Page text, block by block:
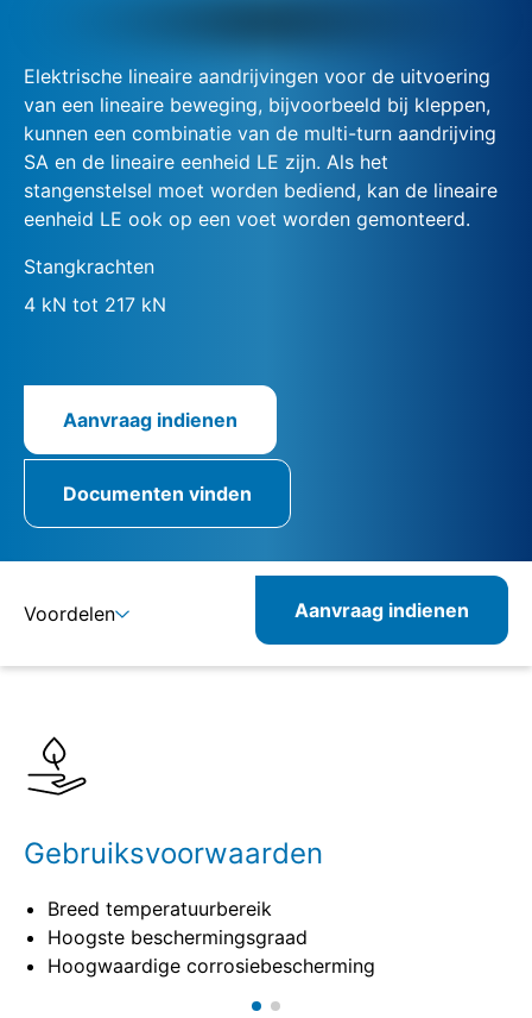
Elektrische lineaire aandrijvingen voor de uitvoering
van een lineaire beweging, bijvoorbeeld bij kleppen,
kunnen een combinatie van de multi-turn aandrijving
SA en de lineaire eenheid LE zijn. Als het
stangenstelsel moet worden bediend, kan de lineaire
eenheid LE ook op een voet worden gemonteerd.
Stangkrachten
4 kN tot 217 kN
Aanvraag indienen
Documenten vinden
Voordelen
Combineerbare producten
Aanvraag indienen
Gebruiksvoorwaarden
Breed temperatuurbereik
Hoogste beschermingsgraad
Hoogwaardige corrosiebescherming